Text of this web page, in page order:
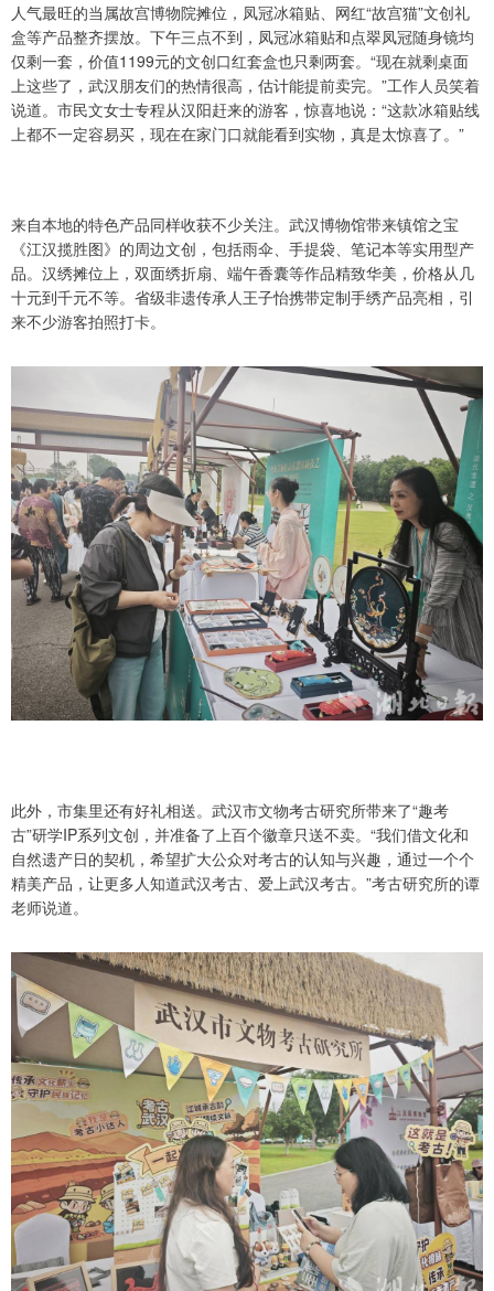
人气最旺的当属故宫博物院摊位，凤冠冰箱贴、网红“故宫猫”文创礼
盒等产品整齐摆放。下午三点不到，凤冠冰箱贴和点翠凤冠随身镜均
仅剩一套，价值1199元的文创口红套盒也只剩两套。“现在就剩桌面
上这些了，武汉朋友们的热情很高，估计能提前卖完。”工作人员笑着
说道。市民文女士专程从汉阳赶来的游客，惊喜地说：“这款冰箱贴线
上都不一定容易买，现在在家门口就能看到实物，真是太惊喜了。”
来自本地的特色产品同样收获不少关注。武汉博物馆带来镇馆之宝
《江汉揽胜图》的周边文创，包括雨伞、手提袋、笔记本等实用型产
品。汉绣摊位上，双面绣折扇、端午香囊等作品精致华美，价格从几
十元到千元不等。省级非遗传承人王子怡携带定制手绣产品亮相，引
来不少游客拍照打卡。
此外，市集里还有好礼相送。武汉市文物考古研究所带来了“趣考
古”研学IP系列文创，并准备了上百个徽章只送不卖。“我们借文化和
自然遗产日的契机，希望扩大公众对考古的认知与兴趣，通过一个个
精美产品，让更多人知道武汉考古、爱上武汉考古。”考古研究所的谭
老师说道。